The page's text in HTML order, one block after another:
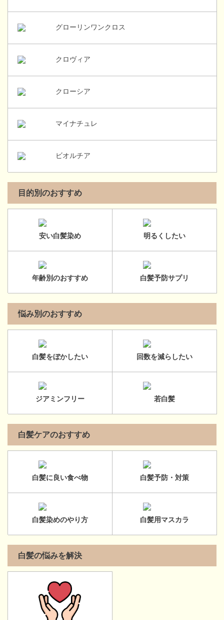
グローリンワンクロス
クロヴィア
クローシア
マイナチュレ
ビオルチア
目的別のおすすめ
安い白髪染め 明るくしたい
年齢別のおすすめ 白髪予防サプリ
悩み別のおすすめ
白髪をぼかしたい 回数を減らしたい
ジアミンフリー 若白髪
白髪ケアのおすすめ
白髪に良い食べ物 白髪予防・対策
白髪染めのやり方 白髪用マスカラ
白髪の悩みを解決